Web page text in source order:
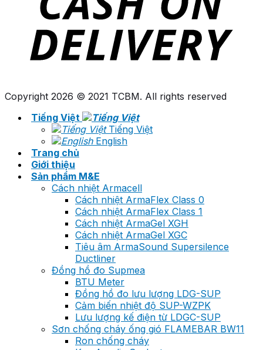
Copyright 2026 © 2021 TCBM. All rights reserved
Tiếng Việt
Tiếng Việt
English
Trang chủ
Giới thiệu
Sản phẩm M&E
Cách nhiệt Armacell
Cách nhiệt ArmaFlex Class 0
Cách nhiệt ArmaFlex Class 1
Cách nhiệt ArmaGel XGH
Cách nhiệt ArmaGel XGC
Tiêu âm ArmaSound Supersilence
Ductliner
Đồng hồ đo Supmea
BTU Meter
Đồng hồ đo lưu lượng LDG-SUP
Cảm biến nhiệt độ SUP-WZPK
Lưu lượng kế điện từ LDGC-SUP
Sơn chống cháy ống gió FLAMEBAR BW11
Ron chống cháy